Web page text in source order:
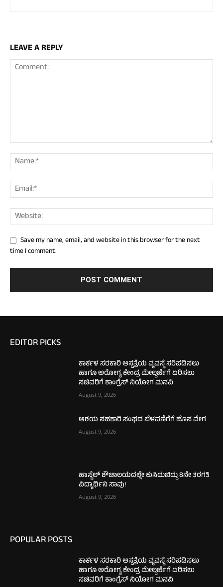
LEAVE A REPLY
Save my name, email, and website in this browser for the next
time I comment.
EDITOR PICKS
ಕಾರ್ಕಳ ಸರಕಾರಿ ಆಸ್ಪತ್ರೆಯ ವ್ಯವಸ್ಥೆ ಸರಿಪಡಿಸಲು
ಹಾಗೂ ಅರೋಗ್ಯ ಕೇಂದ್ರ ಮೇಲ್ದರ್ಜೆಗೆ ಏರಿಸಲು
ಸಚಿವರಿಗೆ ಕಾಂಗ್ರೆಸ್ ನಿಯೋಗ ಮನವಿ
August 9, 2026
ಆಶಯ ಸಹಕಾರಿ ಸಂಘದ ಬೆಳವಣಿಗೆಗೆ ಹೊಸ ವೇಗ
August 9, 2026
ಹಾಸ್ಟೆಲ್ ಶೌಚಾಲಯದಲ್ಲೇ ಕುಸಿದುಬಿದ್ದು 8ನೇ ತರಗತಿ
ವಿದ್ಯಾರ್ಥಿನಿ ಸಾವು!
August 9, 2026
POPULAR POSTS
ಕಾರ್ಕಳ ಸರಕಾರಿ ಆಸ್ಪತ್ರೆಯ ವ್ಯವಸ್ಥೆ ಸರಿಪಡಿಸಲು
ಹಾಗೂ ಅರೋಗ್ಯ ಕೇಂದ್ರ ಮೇಲ್ದರ್ಜೆಗೆ ಏರಿಸಲು
ಸಚಿವರಿಗೆ ಕಾಂಗ್ರೆಸ್ ನಿಯೋಗ ಮನವಿ